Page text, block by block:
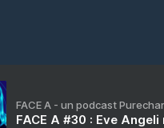
FACE A - un podcast
FACE A #30 : Eve